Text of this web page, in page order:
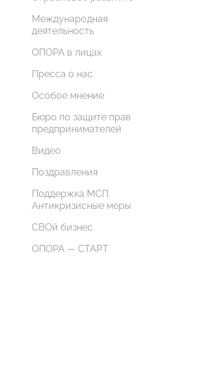
Международная
деятельность
ОПОРА в лицах
Пресса о нас
Особое мнение
Бюро по защите прав
предпринимателей
Видео
Поздравления
Поддержка МСП.
Антикризисные меры
СВОй бизнес
ОПОРА — СТАРТ